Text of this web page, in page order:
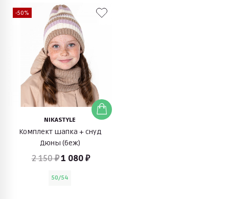
-50%
NIKASTYLE
Комплект шапка + снуд
Дюны (беж)
2 150 ₽1 080 ₽
50/54